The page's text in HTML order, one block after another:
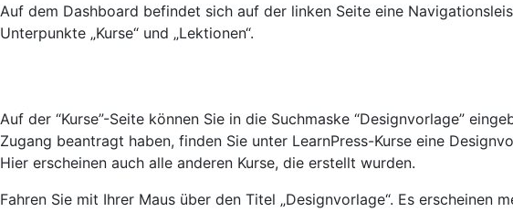
Auf dem Dashboard befindet sich auf der linken Seite eine
Unterpunkte „Kurse“ und „Lektionen“.
Auf der “Kurse”-Seite können Sie in die Suchmaske “Designvorlage”
Zugang beantragt haben, finden Sie unter LearnPress-Kurse eine
Hier erscheinen auch alle anderen Kurse, die erstellt wurden.
Fahren Sie mit Ihrer Maus über den Titel „Designvorlage“. Es erscheinen